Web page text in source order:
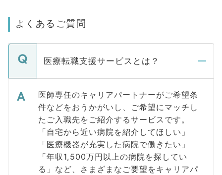
よくあるご質問
医療転職支援サービスとは？
医師専任のキャリアパートナーがご希望条
件などをおうかがいし、ご希望にマッチし
たご入職先をご紹介するサービスです。
「自宅から近い病院を紹介してほしい」
「医療機器が充実した病院で働きたい」
「年収1,500万円以上の病院を探してい
る」など、さまざまなご要望をキャリアパ